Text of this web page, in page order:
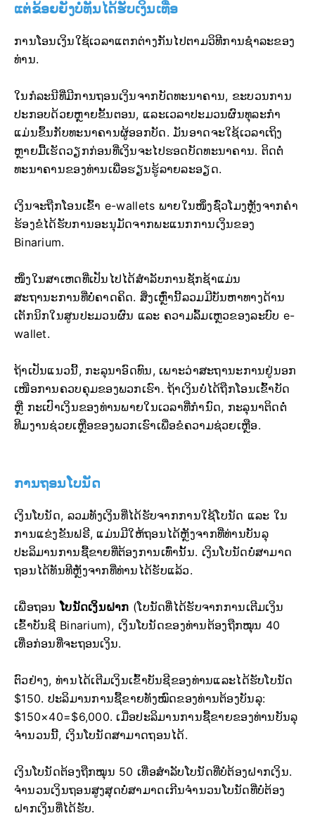
ແຕ່ຂ້ອຍຍັງບໍ່ທັນໄດ້ຮັບເງິນເທື່ອ
ການໂອນເງິນໃຊ້ເວລາແຕກຕ່າງກັນໄປຕາມວິທີການຊໍາລະຂອງ
ທ່ານ.
ໃນກໍລະນີທີ່ມີການຖອນເງິນຈາກບັດທະນາຄານ, ຂະບວນການ
ປະກອບດ້ວຍຫຼາຍຂັ້ນຕອນ, ແລະເວລາປະມວນຜົນທຸລະກໍາ
ແມ່ນຂຶ້ນກັບທະນາຄານຜູ້ອອກບັດ. ມັນອາດຈະໃຊ້ເວລາເຖິງ
ຫຼາຍມື້ເຮັດວຽກກ່ອນທີ່ເງິນຈະໄປຮອດບັດທະນາຄານ. ຕິດຕໍ່
ທະນາຄານຂອງທ່ານເພື່ອຮຽນຮູ້ລາຍລະອຽດ.
ເງິນຈະຖືກໂອນເຂົ້າ e-wallets ພາຍໃນໜຶ່ງຊົ່ວໂມງຫຼັງຈາກຄໍາ
ຮ້ອງຂໍໄດ້ຮັບການອະນຸມັດຈາກພະແນກການເງິນຂອງ
Binarium.
ໜຶ່ງໃນສາເຫດທີ່ເປັນໄປໄດ້ສໍາລັບການຊັກຊ້າແມ່ນ
ສະຖານະການທີ່ບໍ່ຄາດຄິດ. ສິ່ງເຫຼົ່ານີ້ລວມມີບັນຫາທາງດ້ານ
ເຕັກນິກໃນສູນປະມວນຜົນ ແລະ ຄວາມລົ້ມເຫຼວຂອງລະບົບ e-
wallet.
ຖ້າເປັນແນວນີ້, ກະລຸນາອົດທົນ, ເພາະວ່າສະຖານະການຢູ່ນອກ
ເໜືອການຄວບຄຸມຂອງພວກເຮົາ. ຖ້າເງິນບໍ່ໄດ້ຖືກໂອນເຂົ້າບັດ
ຫຼື ກະເປົາເງິນຂອງທ່ານພາຍໃນເວລາທີ່ກຳນົດ, ກະລຸນາຕິດຕໍ່
ທີມງານຊ່ວຍເຫຼືອຂອງພວກເຮົາເພື່ອຂໍຄວາມຊ່ວຍເຫຼືອ.
ການຖອນໂບນັດ
ເງິນໂບນັດ, ລວມທັງເງິນທີ່ໄດ້ຮັບຈາກການໃຊ້ໂບນັດ ແລະ ໃນ
ການແຂ່ງຂັນຟຣີ, ແມ່ນມີໃຫ້ຖອນໄດ້ຫຼັງຈາກທີ່ທ່ານບັນລຸ
ປະລິມານການຊື້ຂາຍທີ່ຕ້ອງການເທົ່ານັ້ນ. ເງິນໂບນັດບໍ່ສາມາດ
ຖອນໄດ້ທັນທີຫຼັງຈາກທີ່ທ່ານໄດ້ຮັບແລ້ວ.
ເພື່ອຖອນໂບນັດເງິນຝາກ (ໂບນັດທີ່ໄດ້ຮັບຈາກການເຕີມເງິນ
ເຂົ້າບັນຊີ Binarium), ເງິນໂບນັດຂອງທ່ານຕ້ອງຖືກໝຸນ 40
ເທື່ອກ່ອນທີ່ຈະຖອນເງິນ.
ຕົວຢ່າງ, ທ່ານໄດ້ເຕີມເງິນເຂົ້າບັນຊີຂອງທ່ານແລະໄດ້ຮັບໂບນັດ
$150. ປະລິມານການຊື້ຂາຍທັງໝົດຂອງທ່ານຕ້ອງບັນລຸ:
$150×40=$6,000. ເມື່ອປະລິມານການຊື້ຂາຍຂອງທ່ານບັນລຸ
ຈຳນວນນີ້, ເງິນໂບນັດສາມາດຖອນໄດ້.
ເງິນໂບນັດຕ້ອງຖືກໝຸນ 50 ເທື່ອສຳລັບໂບນັດທີ່ບໍ່ຕ້ອງຝາກເງິນ.
ຈຳນວນເງິນຖອນສູງສຸດບໍ່ສາມາດເກີນຈຳນວນໂບນັດທີ່ບໍ່ຕ້ອງ
ຝາກເງິນທີ່ໄດ້ຮັບ.